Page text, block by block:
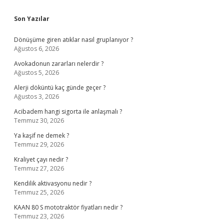
Sidebar
Son Yazılar
Dönüşüme giren atıklar nasıl gruplanıyor ?
Ağustos 6, 2026
Avokadonun zararları nelerdir ?
Ağustos 5, 2026
Alerji döküntü kaç günde geçer ?
Ağustos 3, 2026
Acibadem hangi sigorta ile anlaşmalı ?
Temmuz 30, 2026
Ya kaşif ne demek ?
Temmuz 29, 2026
Kraliyet çayı nedir ?
Temmuz 27, 2026
Kendilik aktivasyonu nedir ?
Temmuz 25, 2026
KAAN 80 S mototraktör fiyatları nedir ?
Temmuz 23, 2026